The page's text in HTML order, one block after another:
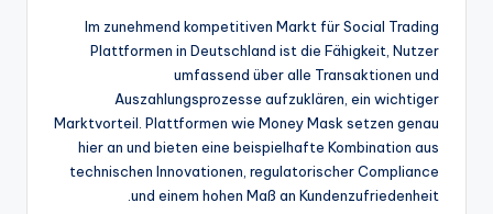
Im zunehmend kompetitiven Markt für Social Trading
Plattformen in Deutschland ist die Fähigkeit, Nutzer
umfassend über alle Transaktionen und
Auszahlungsprozesse aufzuklären, ein wichtiger
Marktvorteil. Plattformen wie Money Mask setzen genau
hier an und bieten eine beispielhafte Kombination aus
technischen Innovationen, regulatorischer Compliance
und einem hohen Maß an Kundenzufriedenheit.